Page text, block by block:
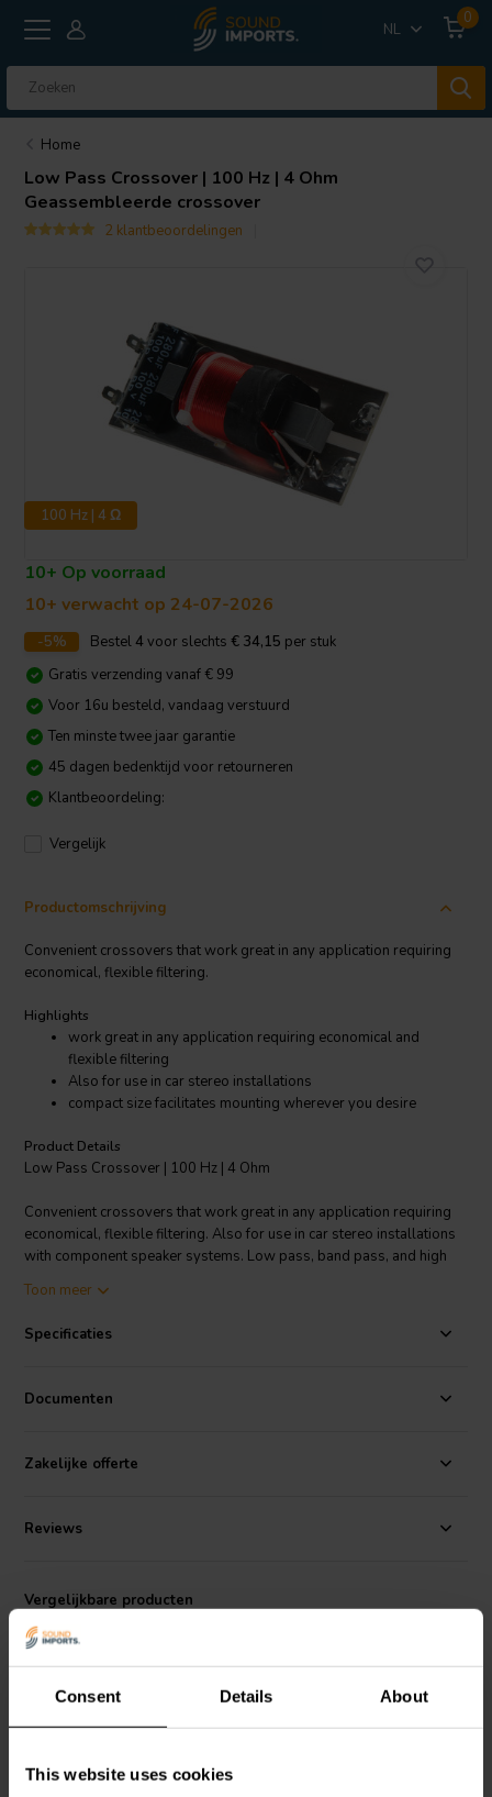
Consent Details About
This website uses cookies
NL
0
Home
Low Pass Crossover | 100 Hz | 4 Ohm
Geassembleerde crossover
2 klantbeoordelingen
100 Hz | 4 Ω
10+ Op voorraad
10+ verwacht op 24-07-2026
-5% Bestel4 voor slechts € 34,15 per stuk
Gratis verzending vanaf € 99
Voor 16u besteld, vandaag verstuurd
Ten minste twee jaar garantie
45 dagen bedenktijd voor retourneren
Klantbeoordeling:
Vergelijk
Productomschrijving
Convenient crossovers that work great in any application requiring
economical, flexible filtering.
Highlights
work great in any application requiring economical and
flexible filtering
Also for use in car stereo installations
compact size facilitates mounting wherever you desire
Product Details
Low Pass Crossover | 100 Hz | 4 Ohm
Convenient crossovers that work great in any application requiring
economical, flexible filtering. Also for use in car stereo installations
with component speaker systems. Low pass, band pass, and high
Designed to be wired in-line between amp and speaker by using
compact size facilitates mounting virtually anywhere you desire.
Specifications:
Driver impedance: 4 ohm • Crossover frequency: 100 Hz • Roll off:
Toon meer
Specificaties
Documenten
Zakelijke offerte
Reviews
Vergelijkbare producten